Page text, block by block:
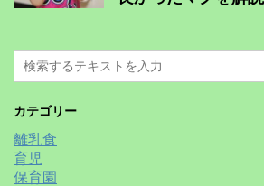
カテゴリー
離乳食
育児
保育園